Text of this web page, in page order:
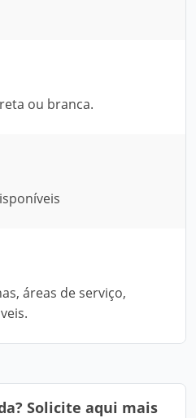
ou branca.
áreas de serviço,
Solicite aqui mais